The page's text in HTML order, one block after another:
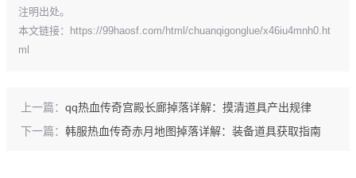
注明出处。
本文链接：
https://99haosf.com/html/chuanqigonglue/x46iu4mnh0.ht
ml
上一篇： qq热血传奇宫殿长廊掉落详解：摸清道具产出规律
下一篇： 韩服热血传奇赤月地图掉落详解：装备道具获取指南